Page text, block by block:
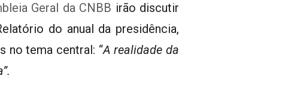
Geral da CNBB irão discutir
do anual da presidência,
no tema central: “A realidade da